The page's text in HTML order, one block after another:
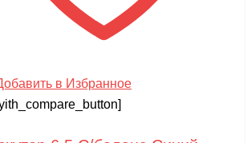
в Избранное